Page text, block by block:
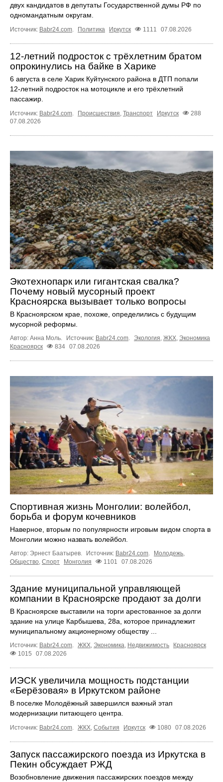
двух кандидатов в депутаты Государственной думы РФ по
одномандатным округам.
Источник: Babr24.com. Политика Иркутск 1111 07.08.2026
12‑летний подросток с трёхлетним братом
опрокинулись на байке в Харике
6 августа в селе Харик Куйтунского района в ДТП попали
12‑летний подросток на мотоцикле и его трёхлетний
пассажир.
Источник: Babr24.com. Происшествия, Транспорт Иркутск
288
07.08.2026
Экотехнопарк или гигантская свалка?
Почему новый мусорный проект
Красноярска вызывает только вопросы
В Красноярском крае, похоже, определились с будущим
мусорной реформы.
Автор: Анна Моль. Источник: Babr24.com Экология ЖКХ Экономика
Красноярск
834 07.08.2026
Спортивная жизнь Монголии: волейбол,
борьба и форум кочевников
Наверное, вторым по популярности игровым видом спорта в
Монголии можно назвать волейбол.
Автор: Эрнест Баатырев. Источник: Babr24.com Молодежь
Общество Спорт Монголия 1101 07.08.2026
Здание муниципальной управляющей
компании в Красноярске продают за долги
В Красноярске выставили на торги арестованное за долги
здание на улице Карбышева, 28а, которое принадлежит
муниципальному акционерному обществу ...
Источник: Babr24.com ЖКХ Экономика Недвижимость
Красноярск
1015
07.08.2026
ИЭСК увеличила мощность подстанции
«Берёзовая» в Иркутском районе
В поселке Молодёжный завершился важный этап
модернизации питающего центра.
Источник: Babr24.com. ЖКХ, События Иркутск 1080 07.08.2026
Запуск пассажирского поезда из Иркутска в
Пекин обсуждает РЖД
Возобновление движения пассажирских поездов между